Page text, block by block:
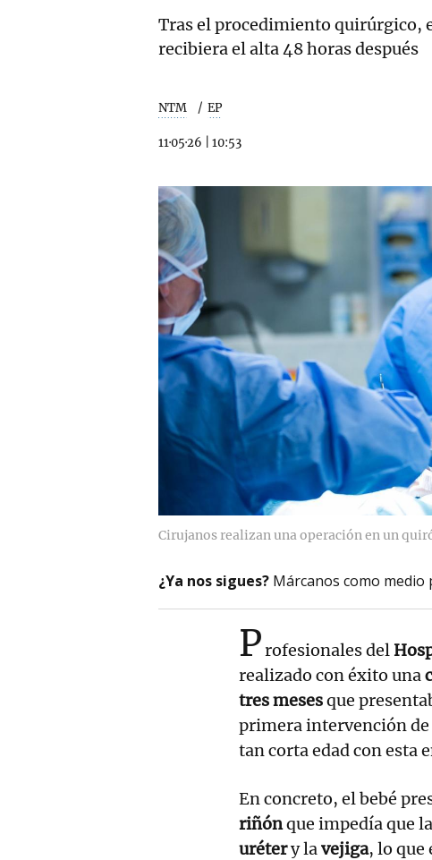
Tras el procedimiento quirúrgico,
recibiera el alta 48 horas después
NTM EP
11·05·26 10:53
Cirujanos realizan una operación en un
¿Ya nos sigues? Márcanos como
Profesionales del
realizado con éxito una
tres mesesque
primera intervención de
tan corta edad con esta
En concreto, el bebé
riñónque impedía que
urétery lavejiga, lo que